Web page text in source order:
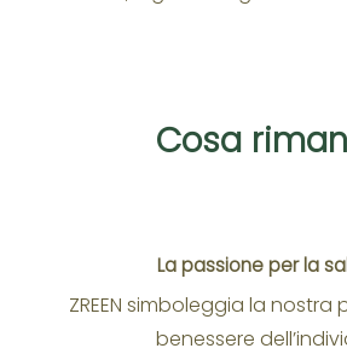
Cosa
La passione per la
ZREEN simboleggia la nostra
benessere